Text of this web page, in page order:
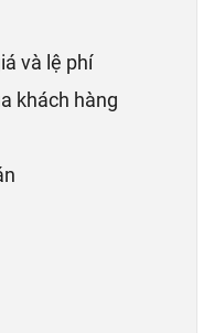
và lệ phí
khách hàng